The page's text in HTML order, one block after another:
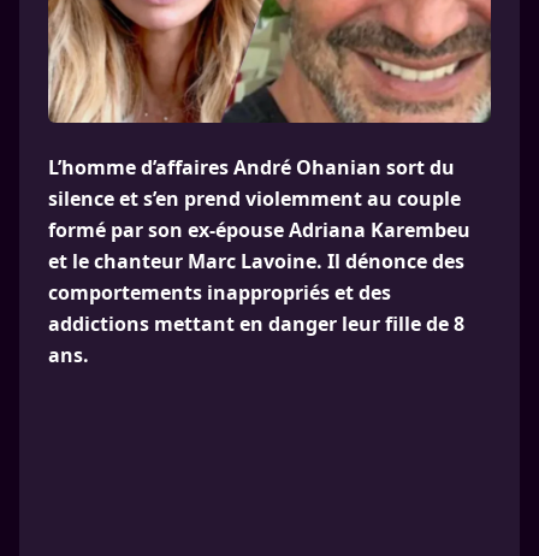
L’homme d’affaires André Ohanian sort du
silence et s’en prend violemment au couple
formé par son ex-épouse Adriana Karembeu
et le chanteur Marc Lavoine. Il dénonce des
comportements inappropriés et des
addictions mettant en danger leur fille de 8
ans.